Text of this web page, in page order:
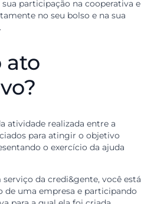
mudança técnica de nome,
base de todas as vantagens que
ele significa ajuda você a
da sua participação na
no seu bolso e na sua
ato